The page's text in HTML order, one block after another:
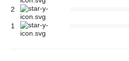
2
1